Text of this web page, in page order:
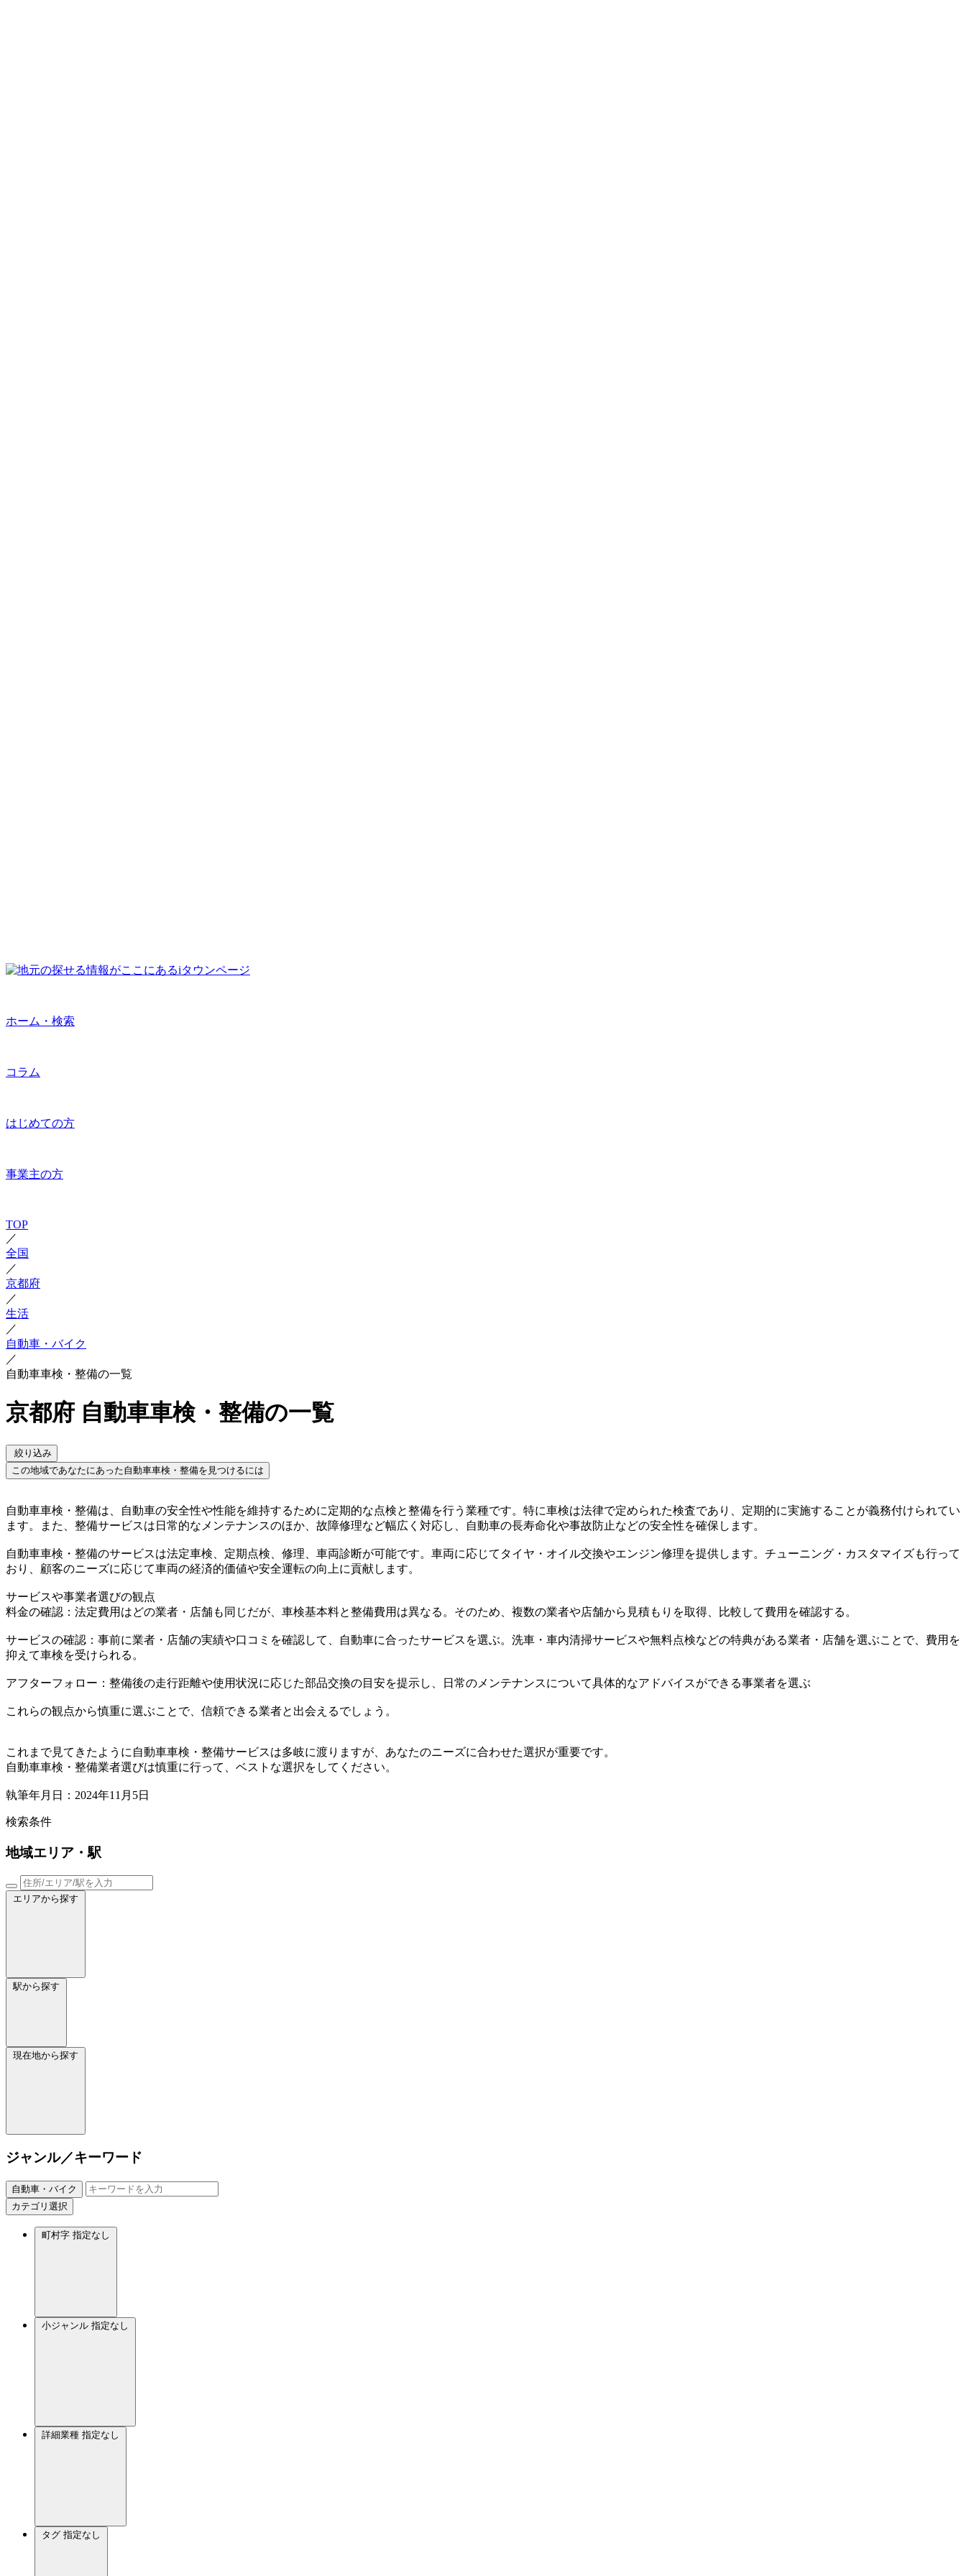
ホーム・検索
コラム
はじめての方
事業主の方
TOP
／
全国
／
京都府
／
生活
／
自動車・バイク
／
自動車車検・整備の一覧
京都府 自動車車検・整備の一覧
絞り込み
この地域であなたにあった自動車車検・整備を見つけるには
自動車車検・整備は、自動車の安全性や性能を維持するために定期的な点検と整備を行う業種です。特に車検は法律で定められた検査であり、定期的に実施することが義務付けられてい
ます。また、整備サービスは日常的なメンテナンスのほか、故障修理など幅広く対応し、自動車の長寿命化や事故防止などの安全性を確保します。
自動車車検・整備のサービスは法定車検、定期点検、修理、車両診断が可能です。車両に応じてタイヤ・オイル交換やエンジン修理を提供します。チューニング・カスタマイズも行って
おり、顧客のニーズに応じて車両の経済的価値や安全運転の向上に貢献します。
サービスや事業者選びの観点
料金の確認：法定費用はどの業者・店舗も同じだが、車検基本料と整備費用は異なる。そのため、複数の業者や店舗から見積もりを取得、比較して費用を確認する。
サービスの確認：事前に業者・店舗の実績や口コミを確認して、自動車に合ったサービスを選ぶ。洗車・車内清掃サービスや無料点検などの特典がある業者・店舗を選ぶことで、費用を
抑えて車検を受けられる。
アフターフォロー：整備後の走行距離や使用状況に応じた部品交換の目安を提示し、日常のメンテナンスについて具体的なアドバイスができる事業者を選ぶ
これらの観点から慎重に選ぶことで、信頼できる業者と出会えるでしょう。
これまで見てきたように自動車車検・整備サービスは多岐に渡りますが、あなたのニーズに合わせた選択が重要です。
自動車車検・整備業者選びは慎重に行って、ベストな選択をしてください。
執筆年月日：2024年11月5日
検索条件
地域エリア・駅
エリアから探す
駅から探す
現在地から探す
ジャンル／キーワード
自動車・バイク
カテゴリ選択
町村字 指定なし
小ジャンル 指定なし
詳細業種 指定なし
タグ 指定なし